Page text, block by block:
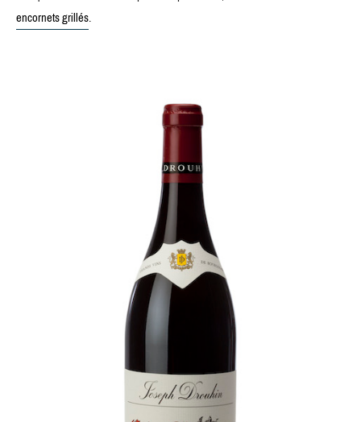
encornets grillés.